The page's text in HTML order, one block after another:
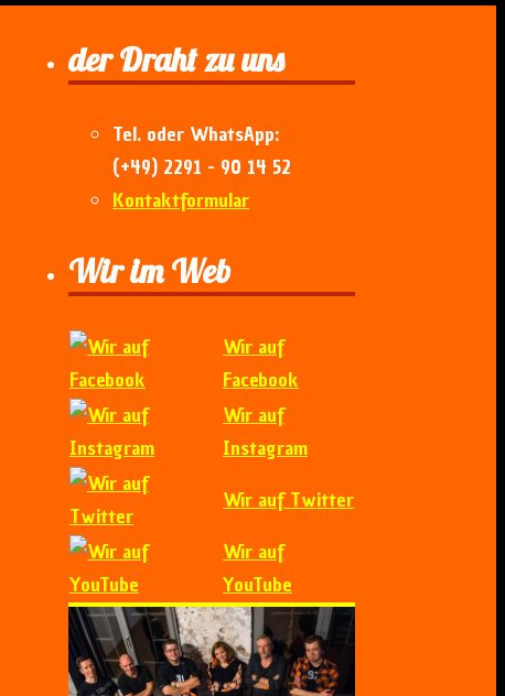
der Draht zu uns
Tel. oder WhatsApp:
(+49) 2291 - 90 14 52
Kontaktformular
Wir im Web
Wir auf
Facebook
Wir auf
Instagram
Wir auf Twitter
Wir auf
YouTube